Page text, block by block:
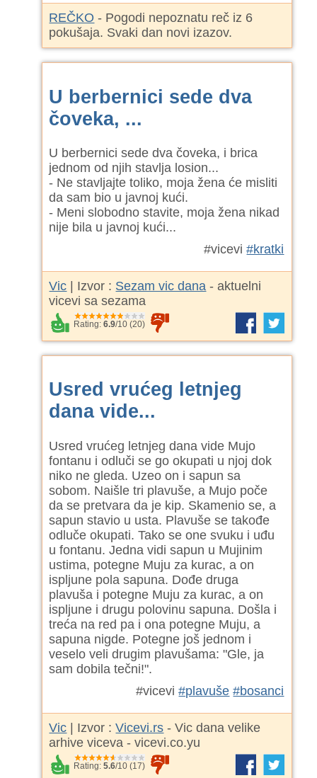
REČKO - Pogodi nepoznatu reč iz 6
pokušaja. Svaki dan novi izazov.
U berbernici sede dva
čoveka, ...
U berbernici sede dva čoveka, i brica
jednom od njih stavlja losion...
- Ne stavljajte toliko, moja žena će misliti
da sam bio u javnoj kući.
- Meni slobodno stavite, moja žena nikad
nije bila u javnoj kući...
#vicevi#kratki
Vic | Izvor : Sezam vic dana - aktuelni
vicevi sa sezama
Rating:6.9/10 (20)
Usred vrućeg letnjeg
dana vide...
Usred vrućeg letnjeg dana vide Mujo
fontanu i odluči se go okupati u njoj dok
niko ne gleda. Uzeo on i sapun sa
sobom. Naišle tri plavuše, a Mujo poče
da se pretvara da je kip. Skamenio se, a
sapun stavio u usta. Plavuše se takođe
odluče okupati. Tako se one svuku i uđu
u fontanu. Jedna vidi sapun u Mujinim
ustima, potegne Muju za kurac, a on
ispljune pola sapuna. Dođe druga
plavuša i potegne Muju za kurac, a on
ispljune i drugu polovinu sapuna. Došla i
treća na red pa i ona potegne Muju, a
sapuna nigde. Potegne još jednom i
veselo veli drugim plavušama: "Gle, ja
sam dobila tečni!".
#vicevi#plavuše #bosanci
Vic | Izvor :Vicevi.rs - Vic dana velike
arhive viceva - vicevi.co.yu
Rating:5.6/10 (17)